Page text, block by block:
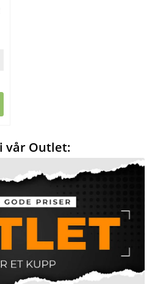
vår Outlet: